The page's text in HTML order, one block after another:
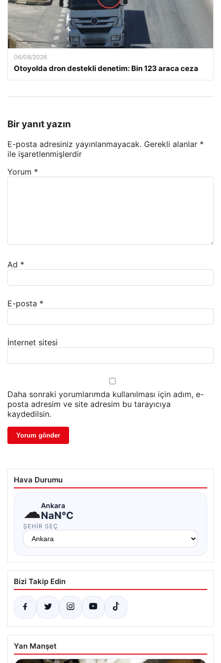
06/08/2026
Otoyolda dron destekli denetim: Bin 123 araca ceza
Bir yanıt yazın
E-posta adresiniz yayınlanmayacak. Gerekli alanlar *
ile işaretlenmişlerdir
Yorum *
Ad *
E-posta *
İnternet sitesi
Daha sonraki yorumlarımda kullanılması için adım, e-
posta adresim ve site adresim bu tarayıcıya
kaydedilsin.
Hava Durumu
☁Ankara
NaN°C
ŞEHIR SEÇ
Bizi Takip Edin
Yan Manşet